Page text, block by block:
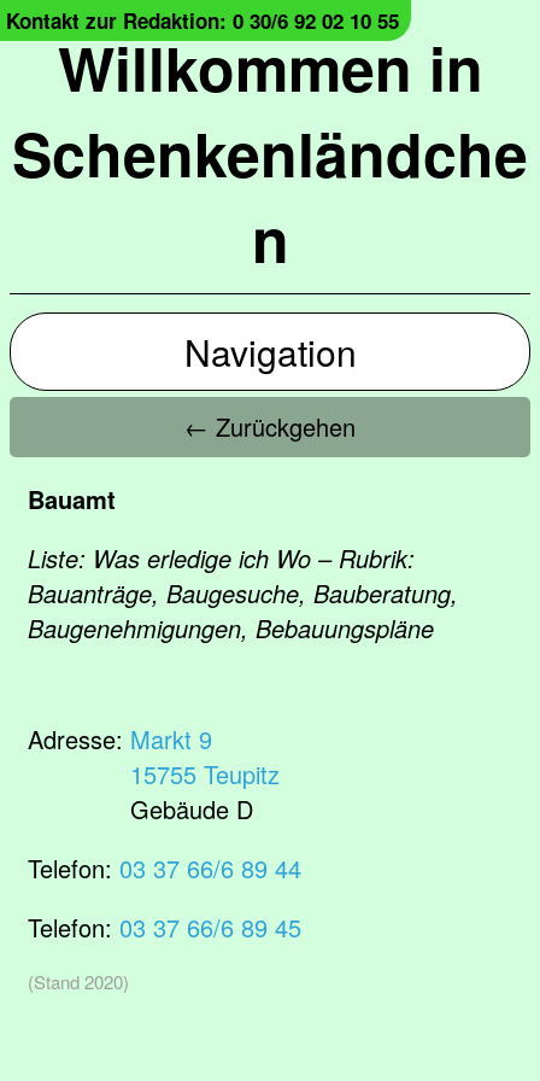
Willkommen in
Schenkenländche
n
Kontakt zur Redaktion: 0 30/6 92 02 10 55
Navigation
← Zurückgehen
Bauamt
Liste: Was erledige ich Wo – Rubrik:
Bauanträge, Baugesuche, Bauberatung,
Baugenehmigungen, Bebauungspläne
Adresse: Markt 9
15755 Teupitz
Gebäude D
Telefon: 03 37 66/6 89 44
Telefon: 03 37 66/6 89 45
(Stand 2020)